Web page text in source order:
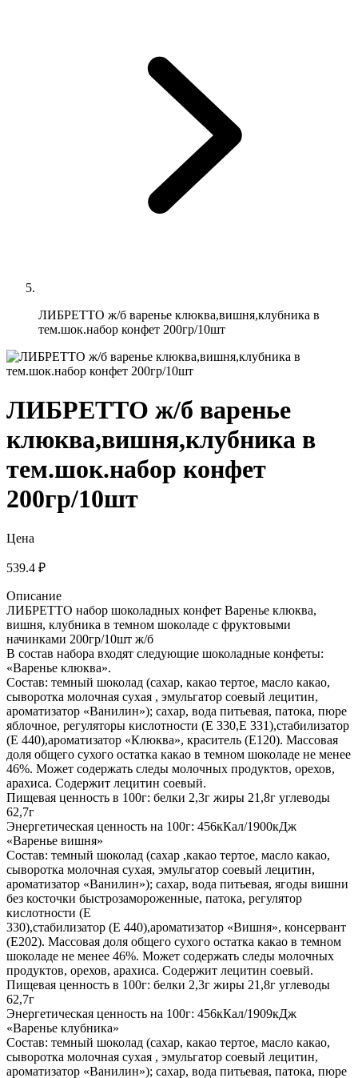
ЛИБРЕТТО ж/б варенье клюква,вишня,клубника в
тем.шок.набор конфет 200гр/10шт
ЛИБРЕТТО ж/б варенье
клюква,вишня,клубника в
тем.шок.набор конфет
200гр/10шт
Цена
539.4 ₽
Описание
ЛИБРЕТТО набор шоколадных конфет Варенье клюква,
вишня, клубника в темном шоколаде с фруктовыми
начинками 200гр/10шт ж/б
В состав набора входят следующие шоколадные конфеты:
«Варенье клюква».
Состав: темный шоколад (сахар, какао тертое, масло какао,
сыворотка молочная сухая , эмульгатор соевый лецитин,
ароматизатор «Ванилин»); сахар, вода питьевая, патока, пюре
яблочное, регуляторы кислотности (Е 330,Е 331),стабилизатор
(Е 440),ароматизатор «Клюква», краситель (Е120). Массовая
доля общего сухого остатка какао в темном шоколаде не менее
46%. Может содержать следы молочных продуктов, орехов,
арахиса. Содержит лецитин соевый.
Пищевая ценность в 100г: белки 2,3г жиры 21,8г углеводы
62,7г
Энергетическая ценность на 100г: 456кКал/1900кДж
«Варенье вишня»
Состав: темный шоколад (сахар ,какао тертое, масло какао,
сыворотка молочная сухая, эмульгатор соевый лецитин,
ароматизатор «Ванилин»); сахар, вода питьевая, ягоды вишни
без косточки быстрозамороженные, патока, регулятор
кислотности (Е
330),стабилизатор (Е 440),ароматизатор «Вишня», консервант
(Е202). Массовая доля общего сухого остатка какао в темном
шоколаде не менее 46%. Может содержать следы молочных
продуктов, орехов, арахиса. Содержит лецитин соевый.
Пищевая ценность в 100г: белки 2,3г жиры 21,8г углеводы
62,7г
Энергетическая ценность на 100г: 456кКал/1909кДж
«Варенье клубника»
Состав: темный шоколад (сахар, какао тертое, масло какао,
сыворотка молочная сухая , эмульгатор соевый лецитин,
ароматизатор «Ванилин»); сахар, вода питьевая, патока, пюре